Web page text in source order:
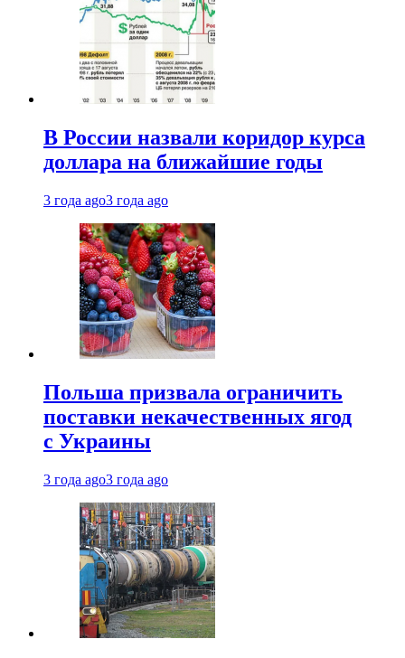
В России назвали коридор курса
доллара на ближайшие годы
3 года ago3 года ago
Польша призвала ограничить
поставки некачественных ягод
с Украины
3 года ago3 года ago